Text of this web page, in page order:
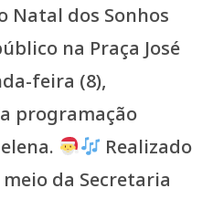
Natal dos Sonhos
na Praça José
feira (8),
programação
Realizado
da Secretaria